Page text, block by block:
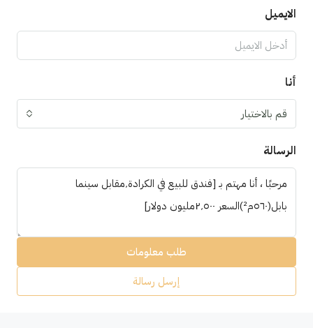
الايميل
أنا
قم بالاختيار
الرسالة
طلب معلومات
إرسل رسالة